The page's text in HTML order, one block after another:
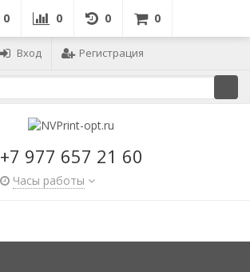
0 0 0 0
Вход Регистрация
+7 977 657 21 60
Часы работы